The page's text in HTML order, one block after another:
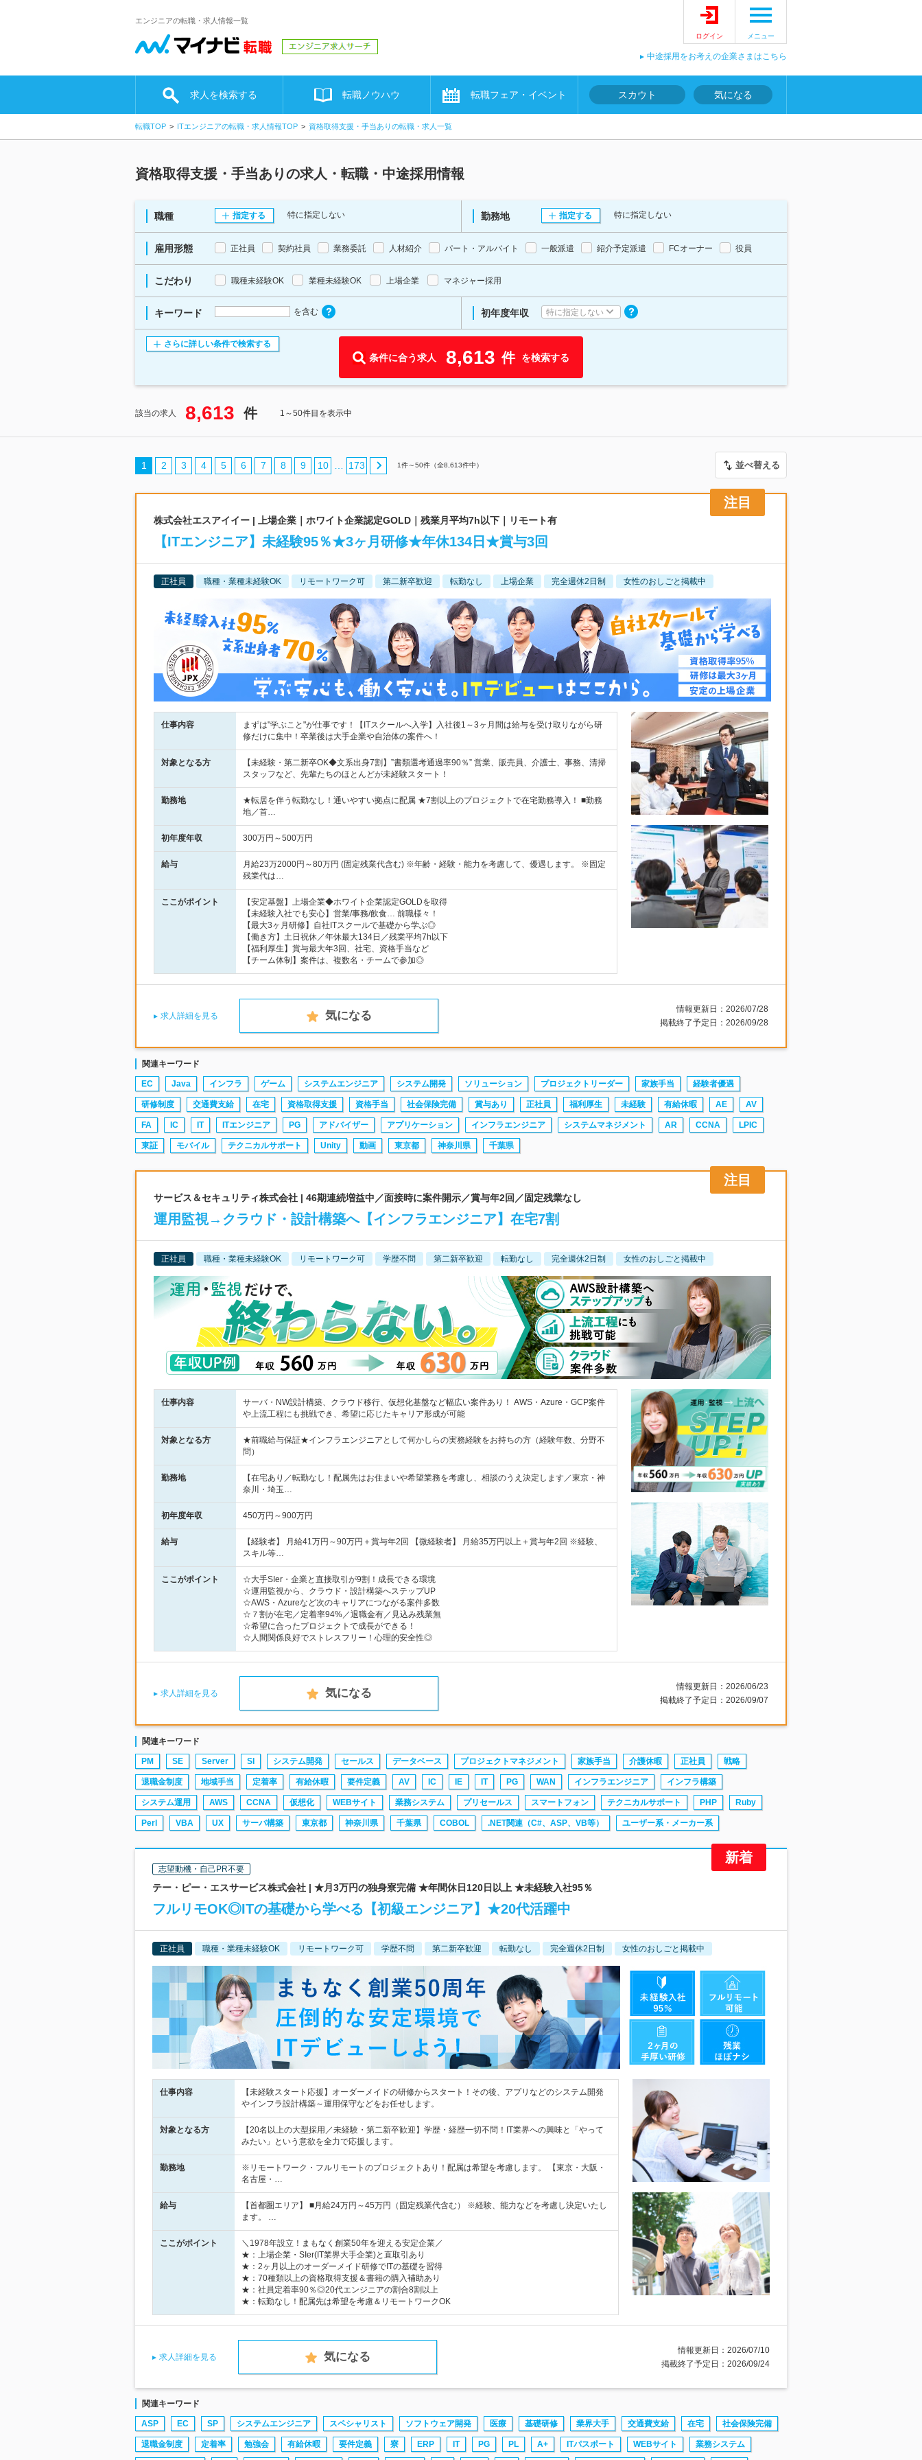
エンジニアの転職・求人情報一覧
ログイン メニュー
中途採用をお考えの企業さまはこちら
求人を検索する 転職ノウハウ 転職フェア・イベント スカウト 気になる
転職TOP ITエンジニアの転職・求人情報TOP 資格取得支援・手当ありの転職・求人一覧
資格取得支援・手当ありの求人・転職・中途採用情報
職種 指定する 特に指定しない 勤務地 指定する 特に指定しない
雇用形態 正社員 契約社員 業務委託 人材紹介 パート・アルバイト 一般派遣 紹介予定派遣 FCオーナー 役員
こだわり 職種未経験OK 業種未経験OK 上場企業 マネジャー採用
キーワード を含む 初年度年収 特に指定しない
さらに詳しい条件で検索する
条件に合う求人 8,613 件 を検索する
該当の求人 8,613 件 1～50件目を表示中
1 2 3 4 5 6 7 8 9 10 … 173 1件～50件（全8,613件中） 並べ替える
株式会社エスアイイー | 上場企業｜ホワイト企業認定GOLD｜残業月平均7h以下｜リモート有
【ITエンジニア】未経験95％★3ヶ月研修★年休134日★賞与3回
正社員 職種・業種未経験OK リモートワーク可 第二新卒歓迎 転勤なし 上場企業 完全週休2日制 女性のおしごと掲載中
仕事内容
まずは"学ぶこと"が仕事です！【ITスクールへ入学】入社後1～3ヶ月間は給与を受け取りながら研
修だけに集中！卒業後は大手企業や自治体の案件へ！
対象となる方
【未経験・第二新卒OK◆文系出身7割】”書類選考通過率90％” 営業、販売員、介護士、事務、清掃
スタッフなど、先輩たちのほとんどが未経験スタート！
勤務地
★転居を伴う転勤なし！通いやすい拠点に配属 ★7割以上のプロジェクトで在宅勤務導入！ ■勤務
地／首…
初年度年収 300万円～500万円
給与
月給23万2000円～80万円 (固定残業代含む) ※年齢・経験・能力を考慮して、優遇します。 ※固定
残業代は…
ここがポイント
【安定基盤】上場企業◆ホワイト企業認定GOLDを取得
【未経験入社でも安心】営業/事務/飲食… 前職様々！
【最大3ヶ月研修】自社ITスクールで基礎から学ぶ◎
【働き方】土日祝休／年休最大134日／残業平均7h以下
【福利厚生】賞与最大年3回、社宅、資格手当など
【チーム体制】案件は、複数名・チームで参加◎
求人詳細を見る 気になる
情報更新日：2026/07/28
掲載終了予定日：2026/09/28
関連キーワード
EC Java インフラ ゲーム システムエンジニア システム開発 ソリューション プロジェクトリーダー 家族手当 経験者優遇
研修制度 交通費支給 在宅 資格取得支援 資格手当 社会保険完備 賞与あり 正社員 福利厚生 未経験 有給休暇 AE AV
FA IC IT ITエンジニア PG アドバイザー アプリケーション インフラエンジニア システムマネジメント AR CCNA LPIC
東証 モバイル テクニカルサポート Unity 動画 東京都 神奈川県 千葉県
サービス＆セキュリティ株式会社 | 46期連続増益中／面接時に案件開示／賞与年2回／固定残業なし
運用監視→クラウド・設計構築へ【インフラエンジニア】在宅7割
正社員 職種・業種未経験OK リモートワーク可 学歴不問 第二新卒歓迎 転勤なし 完全週休2日制 女性のおしごと掲載中
仕事内容
サーバ・NW設計構築、クラウド移行、仮想化基盤など幅広い案件あり！ AWS・Azure・GCP案件
や上流工程にも挑戦でき、希望に応じたキャリア形成が可能
対象となる方
★前職給与保証★インフラエンジニアとして何かしらの実務経験をお持ちの方（経験年数、分野不
問）
勤務地
【在宅あり／転勤なし！配属先はお住まいや希望業務を考慮し、相談のうえ決定します／東京・神
奈川・埼玉…
初年度年収 450万円～900万円
給与
【経験者】 月給41万円～90万円＋賞与年2回 【微経験者】 月給35万円以上＋賞与年2回 ※経験、
スキル等…
ここがポイント
☆大手SIer・企業と直接取引が9割！成長できる環境
☆運用監視から、クラウド・設計構築へステップUP
☆AWS・Azureなど次のキャリアにつながる案件多数
☆７割が在宅／定着率94%／退職金有／見込み残業無
☆希望に合ったプロジェクトで成長ができる！
☆人間関係良好でストレスフリー！心理的安全性◎
求人詳細を見る 気になる
情報更新日：2026/06/23
掲載終了予定日：2026/09/07
関連キーワード
PM SE Server SI システム開発 セールス データベース プロジェクトマネジメント 家族手当 介護休暇 正社員 戦略
退職金制度 地域手当 定着率 有給休暇 要件定義 AV IC IE IT PG WAN インフラエンジニア インフラ構築
システム運用 AWS CCNA 仮想化 WEBサイト 業務システム プリセールス スマートフォン テクニカルサポート PHP Ruby
Perl VBA UX サーバ構築 東京都 神奈川県 千葉県 COBOL .NET関連（C#、ASP、VB等） ユーザー系・メーカー系
志望動機・自己PR不要
テー・ピー・エスサービス株式会社 | ★月3万円の独身寮完備 ★年間休日120日以上 ★未経験入社95％
フルリモOK◎ITの基礎から学べる【初級エンジニア】★20代活躍中
正社員 職種・業種未経験OK リモートワーク可 学歴不問 第二新卒歓迎 転勤なし 完全週休2日制 女性のおしごと掲載中
仕事内容
【未経験スタート応援】オーダーメイドの研修からスタート！その後、アプリなどのシステム開発
やインフラ設計構築～運用保守などをお任せします。
対象となる方
【20名以上の大型採用／未経験・第二新卒歓迎】学歴・経歴一切不問！IT業界への興味と「やって
みたい」という意欲を全力で応援します。
勤務地
※リモートワーク・フルリモートのプロジェクトあり！配属は希望を考慮します。 【東京・大阪・
名古屋・…
給与
【首都圏エリア】 ■月給24万円～45万円（固定残業代含む） ※経験、能力などを考慮し決定いたし
ます。 …
ここがポイント
＼1978年設立！まもなく創業50年を迎える安定企業／
★：上場企業・SIer(IT業界大手企業)と直取引あり
★：2ヶ月以上のオーダーメイド研修でITの基礎を習得
★：70種類以上の資格取得支援＆書籍の購入補助あり
★：社員定着率90％◎20代エンジニアの割合8割以上
★：転勤なし！配属先は希望を考慮＆リモートワークOK
求人詳細を見る 気になる
情報更新日：2026/07/10
掲載終了予定日：2026/09/24
関連キーワード
ASP EC SP システムエンジニア スペシャリスト ソフトウェア開発 医療 基礎研修 業界大手 交通費支給 在宅 社会保険完備
退職金制度 定着率 勉強会 有給休暇 要件定義 寮 ERP IT PG PL A+ ITパスポート WEBサイト 業務システム